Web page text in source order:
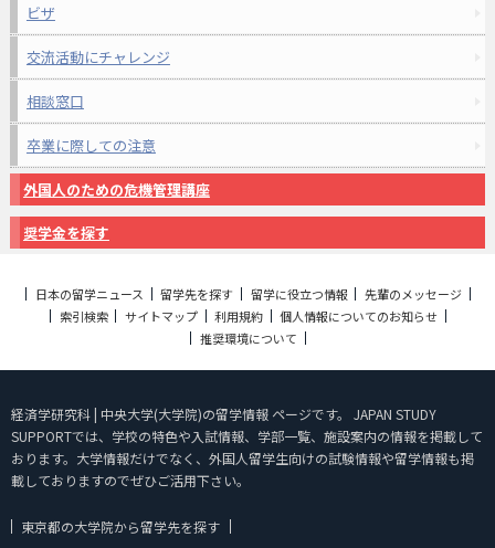
ビザ
交流活動にチャレンジ
相談窓口
卒業に際しての注意
外国人のための危機管理講座
奨学金を探す
日本の留学ニュース 留学先を探す 留学に役立つ情報
先輩のメッセージ
索引検索
サイトマップ 利用規約
個人情報についてのお知らせ
推奨環境について
経済学研究科 | 中央大学(大学院)の留学情報 ページです。 JAPAN STUDY
SUPPORTでは、学校の特色や入試情報、学部一覧、施設案内の情報を掲載して
おります。大学情報だけでなく、外国人留学生向けの試験情報や留学情報も掲
載しておりますのでぜひご活用下さい。
東京都の大学院から留学先を探す